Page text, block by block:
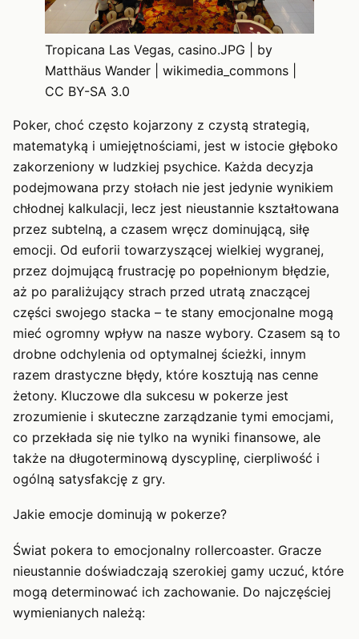
Tropicana Las Vegas, casino.JPG | by
Matthäus Wander | wikimedia_commons |
CC BY-SA 3.0
Poker, choć często kojarzony z czystą strategią,
matematyką i umiejętnościami, jest w istocie głęboko
zakorzeniony w ludzkiej psychice. Każda decyzja
podejmowana przy stołach nie jest jedynie wynikiem
chłodnej kalkulacji, lecz jest nieustannie kształtowana
przez subtelną, a czasem wręcz dominującą, siłę
emocji. Od euforii towarzyszącej wielkiej wygranej,
przez dojmującą frustrację po popełnionym błędzie,
aż po paraliżujący strach przed utratą znaczącej
części swojego stacka – te stany emocjonalne mogą
mieć ogromny wpływ na nasze wybory. Czasem są to
drobne odchylenia od optymalnej ścieżki, innym
razem drastyczne błędy, które kosztują nas cenne
żetony. Kluczowe dla sukcesu w pokerze jest
zrozumienie i skuteczne zarządzanie tymi emocjami,
co przekłada się nie tylko na wyniki finansowe, ale
także na długoterminową dyscyplinę, cierpliwość i
ogólną satysfakcję z gry.
Jakie emocje dominują w pokerze?
Świat pokera to emocjonalny rollercoaster. Gracze
nieustannie doświadczają szerokiej gamy uczuć, które
mogą determinować ich zachowanie. Do najczęściej
wymienianych należą: